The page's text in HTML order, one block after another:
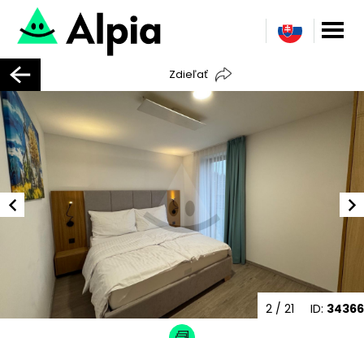
Zdieľať
ID: 34366
2 / 21